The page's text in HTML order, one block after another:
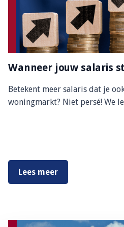
Wanneer jouw salaris
Betekent meer salaris dat je
woningmarkt? Niet persé! We
Lees meer